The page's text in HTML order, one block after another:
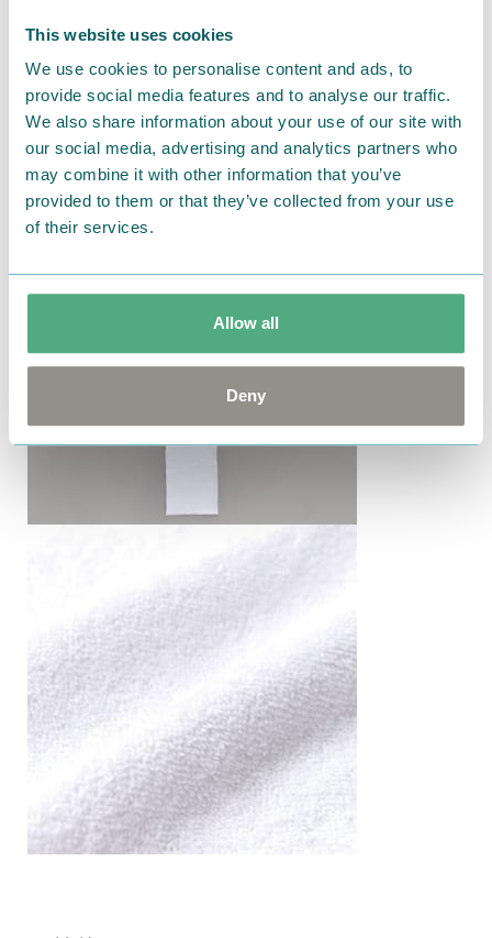
This website uses cookies
We use cookies to personalise content and ads, to
provide social media features and to analyse our traffic.
We also share information about your use of our site with
our social media, advertising and analytics partners who
may combine it with other information that you’ve
provided to them or that they’ve collected from your use
of their services.
Allow all
Deny
◎ダイカットタオル（ニョロニョロ）